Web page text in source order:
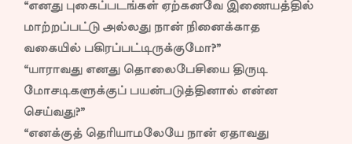
“எனது புகைப்படங்கள் ஏற்கனவே இணையத்தில்
மாற்றப்பட்டு அல்லது நான் நினைக்காத
வகையில் பகிரப்பட்டிருக்குமோ?”
“யாராவது எனது தொலைபேசியை திருடி
மோசடிகளுக்குப் பயன்படுத்தினால் என்ன
செய்வது?”
“எனக்குத் தெரியாமலேயே நான் ஏதாவது